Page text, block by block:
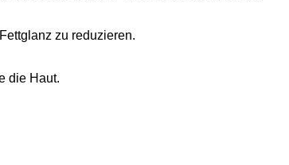
zu reduzieren.
die Haut.